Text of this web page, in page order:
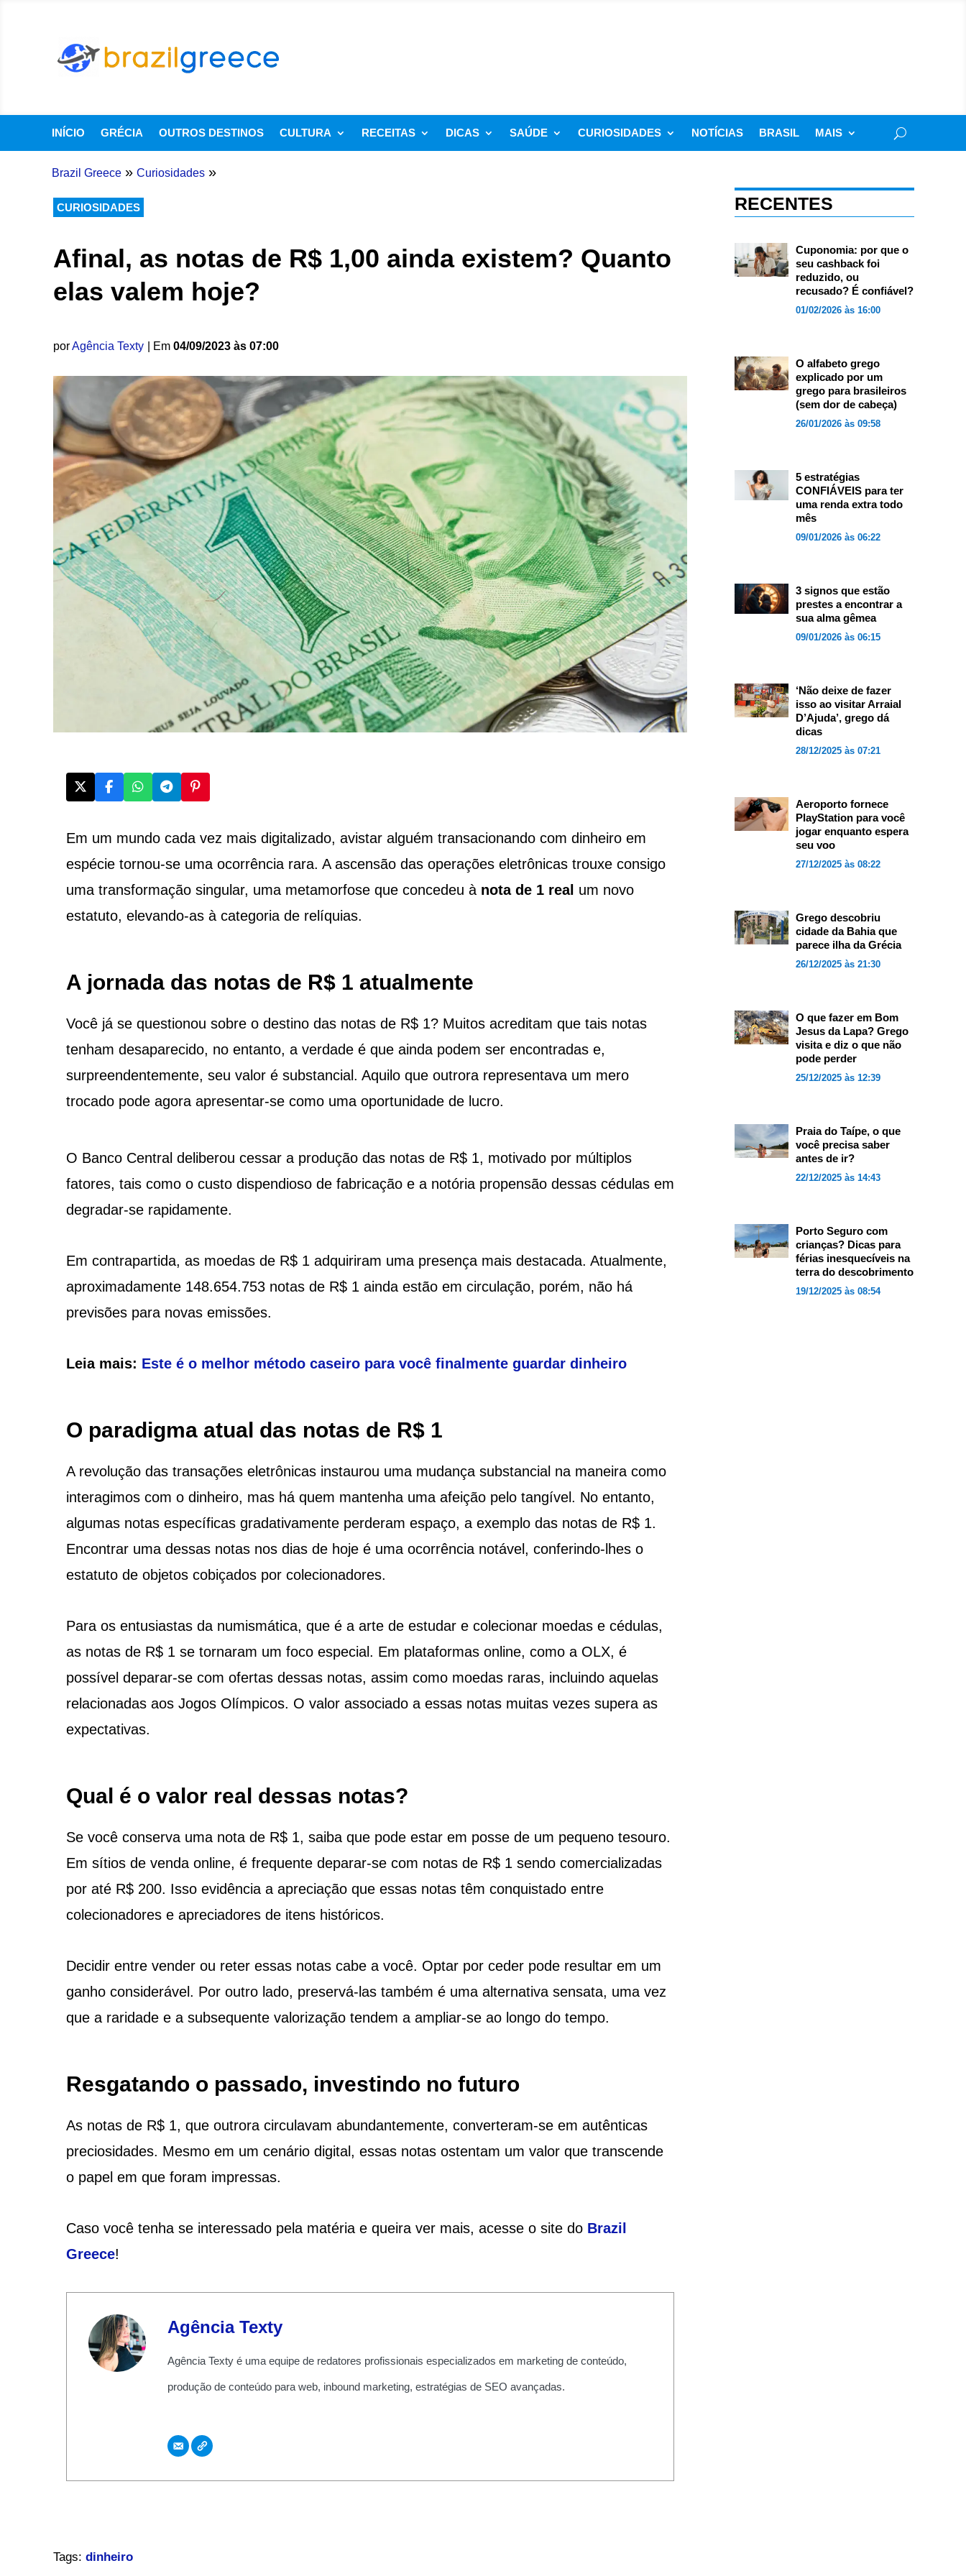
INÍCIO GRÉCIA OUTROS DESTINOS CULTURA RECEITAS DICAS SAÚDE CURIOSIDADES NOTÍCIAS BRASIL MAIS
Brazil Greece » Curiosidades »
CURIOSIDADES
Afinal, as notas de R$ 1,00 ainda existem? Quanto
elas valem hoje?
porAgência Texty | Em 04/09/2023 às 07:00
Em um mundo cada vez mais digitalizado, avistar alguém transacionando com dinheiro em
espécie tornou-se uma ocorrência rara. A ascensão das operações eletrônicas trouxe consigo
uma transformação singular, uma metamorfose que concedeu à nota de 1 real um novo
estatuto, elevando-as à categoria de relíquias.
A jornada das notas de R$ 1 atualmente
Você já se questionou sobre o destino das notas de R$ 1? Muitos acreditam que tais notas
tenham desaparecido, no entanto, a verdade é que ainda podem ser encontradas e,
surpreendentemente, seu valor é substancial. Aquilo que outrora representava um mero
trocado pode agora apresentar-se como uma oportunidade de lucro.
O Banco Central deliberou cessar a produção das notas de R$ 1, motivado por múltiplos
fatores, tais como o custo dispendioso de fabricação e a notória propensão dessas cédulas em
degradar-se rapidamente.
Em contrapartida, as moedas de R$ 1 adquiriram uma presença mais destacada. Atualmente,
aproximadamente 148.654.753 notas de R$ 1 ainda estão em circulação, porém, não há
previsões para novas emissões.
Leia mais: Este é o melhor método caseiro para você finalmente guardar dinheiro
O paradigma atual das notas de R$ 1
A revolução das transações eletrônicas instaurou uma mudança substancial na maneira como
interagimos com o dinheiro, mas há quem mantenha uma afeição pelo tangível. No entanto,
algumas notas específicas gradativamente perderam espaço, a exemplo das notas de R$ 1.
Encontrar uma dessas notas nos dias de hoje é uma ocorrência notável, conferindo-lhes o
estatuto de objetos cobiçados por colecionadores.
Para os entusiastas da numismática, que é a arte de estudar e colecionar moedas e cédulas,
as notas de R$ 1 se tornaram um foco especial. Em plataformas online, como a OLX, é
possível deparar-se com ofertas dessas notas, assim como moedas raras, incluindo aquelas
relacionadas aos Jogos Olímpicos. O valor associado a essas notas muitas vezes supera as
expectativas.
Qual é o valor real dessas notas?
Se você conserva uma nota de R$ 1, saiba que pode estar em posse de um pequeno tesouro.
Em sítios de venda online, é frequente deparar-se com notas de R$ 1 sendo comercializadas
por até R$ 200. Isso evidência a apreciação que essas notas têm conquistado entre
colecionadores e apreciadores de itens históricos.
Decidir entre vender ou reter essas notas cabe a você. Optar por ceder pode resultar em um
ganho considerável. Por outro lado, preservá-las também é uma alternativa sensata, uma vez
que a raridade e a subsequente valorização tendem a ampliar-se ao longo do tempo.
Resgatando o passado, investindo no futuro
As notas de R$ 1, que outrora circulavam abundantemente, converteram-se em autênticas
preciosidades. Mesmo em um cenário digital, essas notas ostentam um valor que transcende
o papel em que foram impressas.
Caso você tenha se interessado pela matéria e queira ver mais, acesse o site do Brazil
Greece!
Agência Texty
Agência Texty é uma equipe de redatores profissionais especializados em marketing de conteúdo,
produção de conteúdo para web, inbound marketing, estratégias de SEO avançadas.
Tags: dinheiro
RECENTES
Cuponomia: por que o
seu cashback foi
reduzido, ou
recusado? É confiável?
01/02/2026 às 16:00
O alfabeto grego
explicado por um
grego para brasileiros
(sem dor de cabeça)
26/01/2026 às 09:58
5 estratégias
CONFIÁVEIS para ter
uma renda extra todo
mês
09/01/2026 às 06:22
3 signos que estão
prestes a encontrar a
sua alma gêmea
09/01/2026 às 06:15
‘Não deixe de fazer
isso ao visitar Arraial
D’Ajuda’, grego dá
dicas
28/12/2025 às 07:21
Aeroporto fornece
PlayStation para você
jogar enquanto espera
seu voo
27/12/2025 às 08:22
Grego descobriu
cidade da Bahia que
parece ilha da Grécia
26/12/2025 às 21:30
O que fazer em Bom
Jesus da Lapa? Grego
visita e diz o que não
pode perder
25/12/2025 às 12:39
Praia do Taípe, o que
você precisa saber
antes de ir?
22/12/2025 às 14:43
Porto Seguro com
crianças? Dicas para
férias inesquecíveis na
terra do descobrimento
19/12/2025 às 08:54